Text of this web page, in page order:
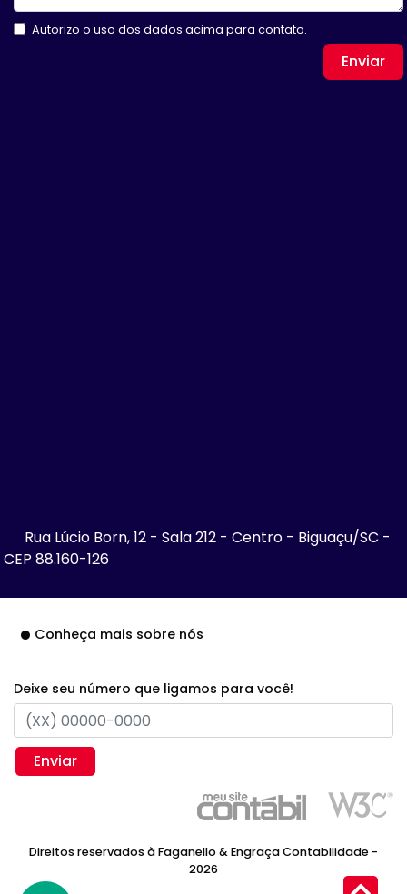
Autorizo o uso dos dados acima para contato.
Enviar
Rua Lúcio Born, 12 - Sala 212 - Centro - Biguaçu/SC -
CEP 88.160-126
Conheça mais sobre nós
Deixe seu número que ligamos para você!
Enviar
Direitos reservados à Faganello & Engraça Contabilidade -
2026